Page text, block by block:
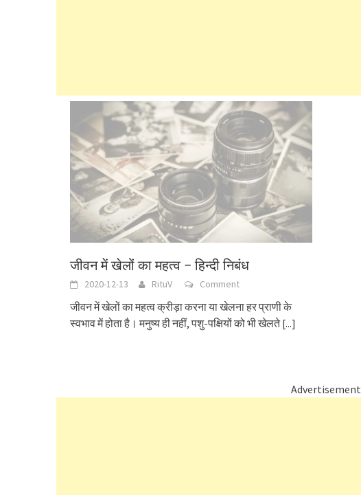
जीवन में खेलों का महत्व – हिन्दी निबंध
2020-12-13 RituV Comment
जीवन में खेलों का महत्व क्रीड़ा करना या खेलना हर प्राणी के
स्वभाव में होता है। मनुष्य ही नहीं, पशु-पक्षियों को भी खेलते[...]
Advertisement